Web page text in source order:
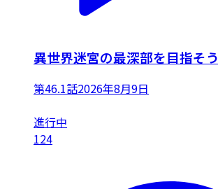
異世界迷宮の最深部を目指そう
第46.1話2026年8月9日
進行中
124